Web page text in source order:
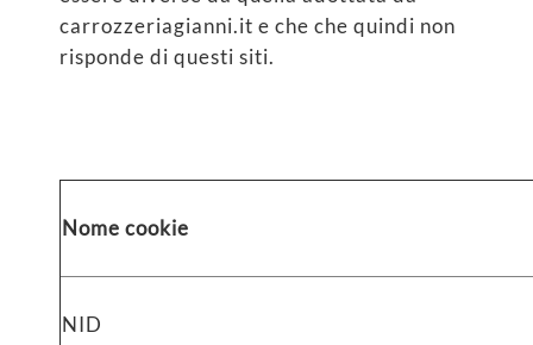
carrozzeriagianni.it e che che quindi non
risponde di questi siti.
Nome cookie
NID